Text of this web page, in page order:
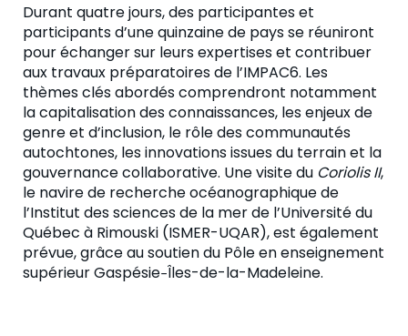
Durant quatre jours, des participantes et
participants d’une quinzaine de pays se réuniront
pour échanger sur leurs expertises et contribuer
aux travaux préparatoires de l’IMPAC6. Les
thèmes clés abordés comprendront notamment
la capitalisation des connaissances, les enjeux de
genre et d’inclusion, le rôle des communautés
autochtones, les innovations issues du terrain et la
gouvernance collaborative. Une visite du Coriolis II,
le navire de recherche océanographique de
l’Institut des sciences de la mer de l’Université du
Québec à Rimouski (ISMER-UQAR), est également
prévue, grâce au soutien du Pôle en enseignement
supérieur Gaspésie‒Îles-de-la-Madeleine.